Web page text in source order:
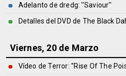
Adelanto de dredg: ''Saviour''
Detalles del DVD de The Black
Viernes, 20 de Marzo
Vídeo de Terror: ''Rise Of The